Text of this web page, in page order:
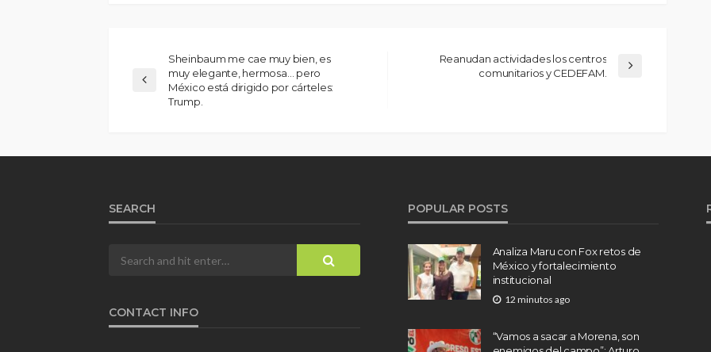
Sheinbaum me cae muy bien, es
muy elegante, hermosa… pero
México está dirigido por cárteles:
Trump.
Reanudan actividades los centros
comunitarios y CEDEFAM.
SEARCH
CONTACT INFO
POPULAR POSTS
Analiza Maru con Fox retos de
México y fortalecimiento
institucional
12 minutos ago
“Vamos a sacar a Morena, son